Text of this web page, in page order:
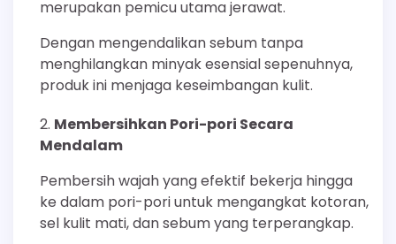
merupakan pemicu utama jerawat.
Dengan mengendalikan sebum tanpa
menghilangkan minyak esensial sepenuhnya,
produk ini menjaga keseimbangan kulit.
Membersihkan Pori-pori Secara
Mendalam
Pembersih wajah yang efektif bekerja hingga
ke dalam pori-pori untuk mengangkat kotoran,
sel kulit mati, dan sebum yang terperangkap.